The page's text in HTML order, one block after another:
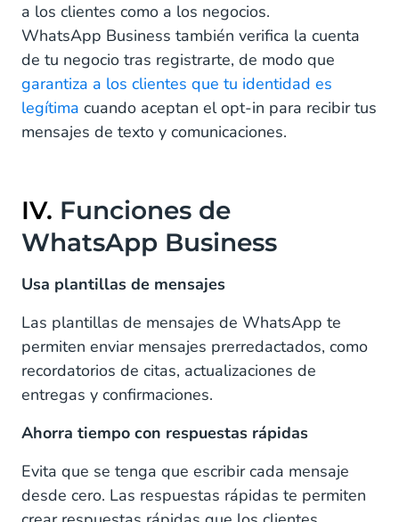
a los clientes como a los negocios.
WhatsApp Business también verifica la cuenta
de tu negocio tras registrarte, de modo que
garantiza a los clientes que tu identidad es
legítima cuando aceptan el opt-in para recibir tus
mensajes de texto y comunicaciones.
IV. Funciones de
WhatsApp Business
Usa plantillas de mensajes
Las plantillas de mensajes de WhatsApp te
permiten enviar mensajes prerredactados, como
recordatorios de citas, actualizaciones de
entregas y confirmaciones.
Ahorra tiempo con respuestas rápidas
Evita que se tenga que escribir cada mensaje
desde cero. Las respuestas rápidas te permiten